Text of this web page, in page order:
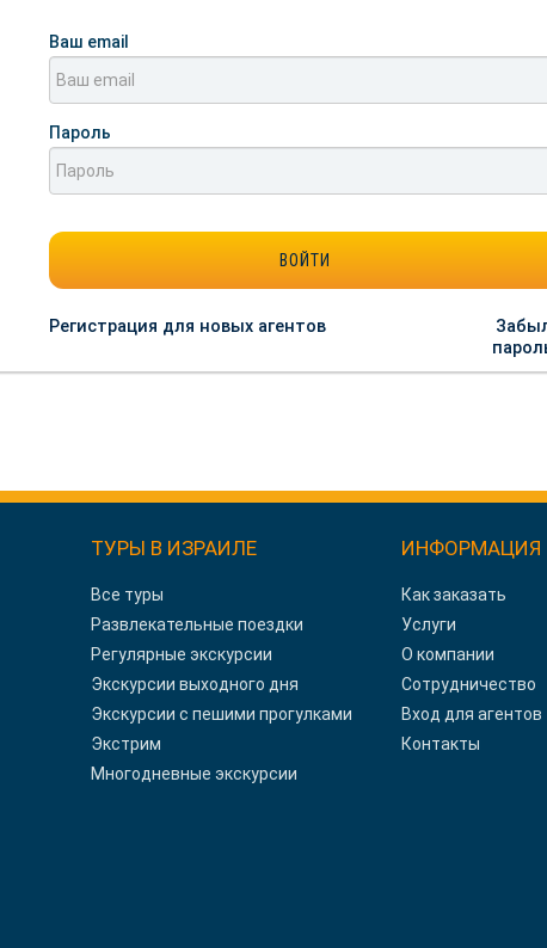
Ваш email
Пароль
Регистрация для новых агентов
ТУРЫ В ИЗРАИЛЕ
Все туры
Развлекательные поездки
Регулярные экскурсии
Экскурсии выходного дня
Экскурсии с пешими прогулками
Экстрим
Многодневные экскурсии
ИНФОРМАЦИЯ
Как заказать
Услуги
О компании
Сотрудничество
Вход для агентов
Контакты